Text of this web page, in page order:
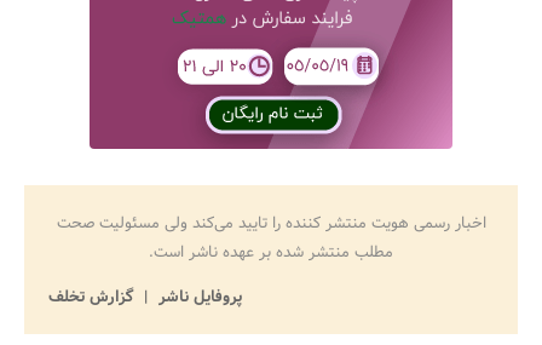
اخبار رسمی هویت منتشر کننده را تایید می‌کند ولی مسئولیت صحت
مطلب منتشر شده بر عهده ناشر است.
پروفایل ناشر
گزارش تخلف